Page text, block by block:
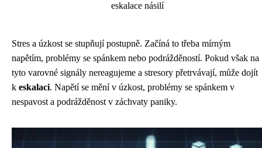
eskalace násilí
Stres a úzkost se stupňují postupně. Začíná to třeba mírným
napětím, problémy se spánkem nebo podrážděností. Pokud však na
tyto varovné signály nereagujeme a stresory přetrvávají, může dojít
k eskalaci. Napětí se mění v úzkost, problémy se spánkem v
nespavost a podrážděnost v záchvaty paniky.